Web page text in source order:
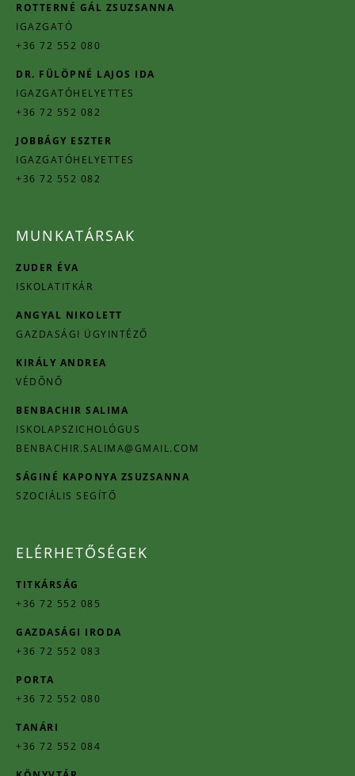
ROTTERNÉ GÁL ZSUZSANNA
IGAZGATÓ
+36 72 552 080
DR. FÜLÖPNÉ LAJOS IDA
IGAZGATÓHELYETTES
+36 72 552 082
JOBBÁGY ESZTER
IGAZGATÓHELYETTES
+36 72 552 082
MUNKATÁRSAK
ZUDER ÉVA
ISKOLATITKÁR
ANGYAL NIKOLETT
GAZDASÁGI ÜGYINTÉZŐ
KIRÁLY ANDREA
VÉDŐNŐ
BENBACHIR SALIMA
ISKOLAPSZICHOLÓGUS
BENBACHIR.SALIMA@GMAIL.COM
SÁGINÉ KAPONYA ZSUZSANNA
SZOCIÁLIS SEGÍTŐ
ELÉRHETŐSÉGEK
TITKÁRSÁG
+36 72 552 085
GAZDASÁGI IRODA
+36 72 552 083
PORTA
+36 72 552 080
TANÁRI
+36 72 552 084